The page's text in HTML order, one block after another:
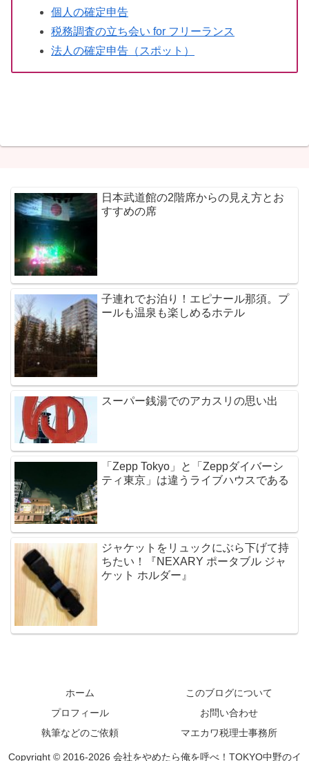
個人の確定申告
税務調査の立ち会い for フリーランス
法人の確定申告（スポット）
日本武道館の2階席からの見え方とお
すすめの席
子連れでお泊り！エピナール那須。プ
ールも温泉も楽しめるホテル
スーパー銭湯でのアカスリの思い出
「Zepp Tokyo」と「Zeppダイバーシ
ティ東京」は違うライブハウスである
ジャケットをリュックにぶら下げて持
ちたい！『NEXARY ポータブル ジャ
ケット ホルダー』
ホーム
このブログについて
プロフィール
お問い合わせ
執筆などのご依頼
マエカワ税理士事務所
Copyright © 2016-2026 会社をやめたら俺を呼べ！TOKYO中野のイ